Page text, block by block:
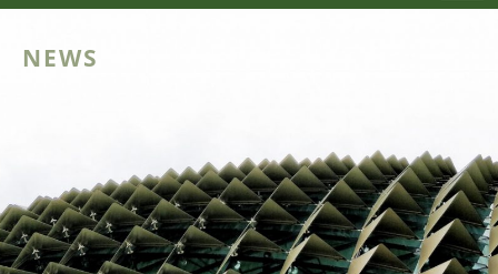
NEWS